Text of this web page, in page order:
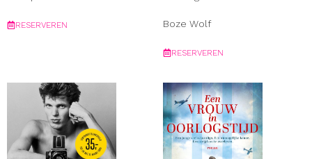
RESERVEREN Boze Wolf
RESERVEREN